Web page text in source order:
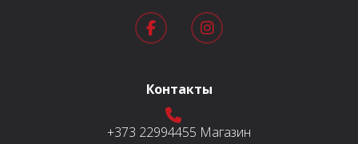
Контакты
+373 22994455 Магазин